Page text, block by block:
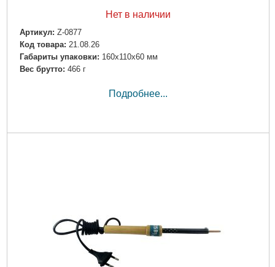
Нет в наличии
Артикул: Z-0877
Код товара: 21.08.26
Габариты упаковки: 160x110x60 мм
Вес брутто: 466 г
Подробнее...